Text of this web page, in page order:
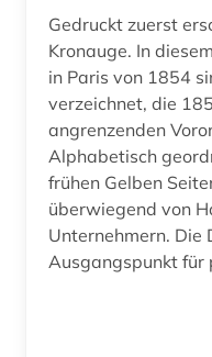
genealogie (2)
geographie (1)
germanistik (1)
geschichte (24)
Gedruckt zuerst
Kronauge. In
in Paris von 1854
verzeichnet, die
angrenzenden
Alphabetisch
frühen Gelben
überwiegend von
Unternehmern.
Ausgangspunkt für